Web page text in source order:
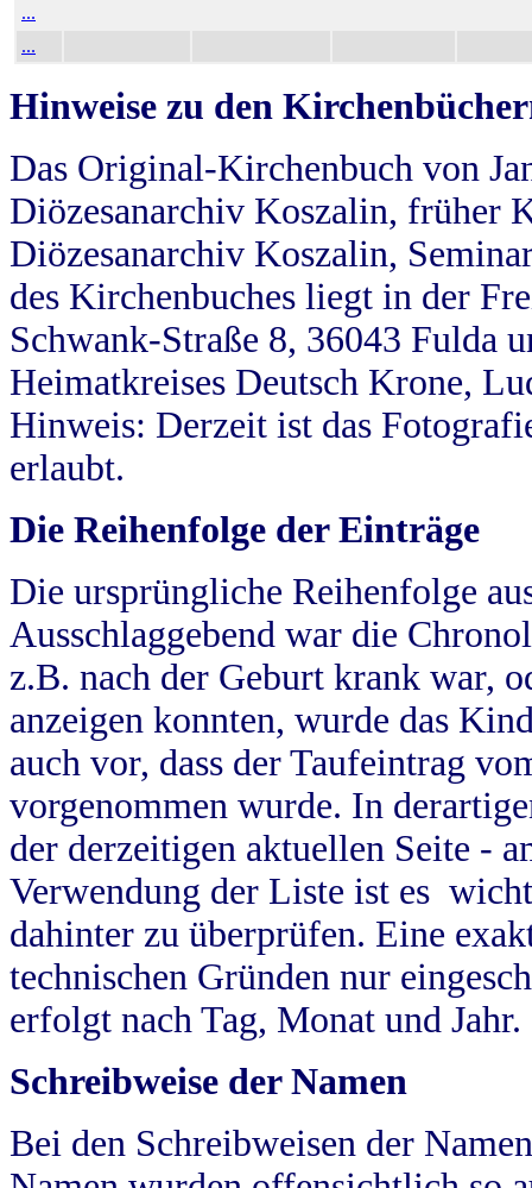
...
...
Hinweise zu den
Das Original-Kirchenbuch von
Diözesanarchiv Koszalin, früher
Diözesanarchiv Koszalin,
des Kirchenbuches liegt in der
Schwank-Straße 8, 36043 Fulda
Heimatkreises Deutsch Krone,
Hinweis: Derzeit ist das
erlaubt.
Die Reihenfolge der Einträge
Die ursprüngliche Reihenfolge
Ausschlaggebend war die
z.B. nach der Geburt krank war,
anzeigen konnten, wurde das
auch vor, dass der Taufeintrag
vorgenommen wurde. In
der derzeitigen aktuellen Seite -
Verwendung der Liste ist es
dahinter zu überprüfen. Eine
technischen Gründen nur
erfolgt nach Tag, Monat und Jahr.
Schreibweise der Namen
Bei den Schreibweisen der